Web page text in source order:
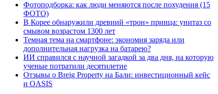
Фотоподборка: как люди меняются после похудения (15
ФОТО)
В Корее обнаружили древний «трон» принца: унитаз со
смывом возрастом 1300 лет
Темная тема на смартфоне: экономия заряда или
дополнительная нагрузка на батарею?
ИИ справился с научной загадкой за два дня, на которую
ученые потратили десятилетие
Отзывы о Breig Property на Бали: инвестиционный кейс
и OASIS